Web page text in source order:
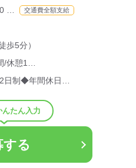
… 交通費全額支給
歩5分）
/休憩1…
制◆年間休日…
んたん入力
する